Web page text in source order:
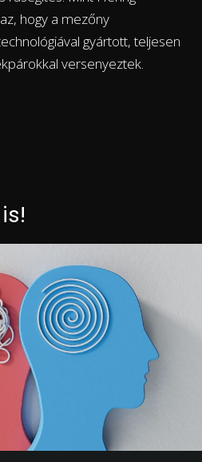
hogy a mezőny
gyártott, teljesen
versenyeztek.